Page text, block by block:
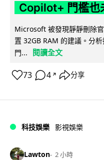
Copilot+ 門檻也
Microsoft 被發現靜靜刪除
置 32GB RAM 的建議。分
門...
閱讀全文
73 4 ↗ 分享
科技娛樂 影視娛樂
Lawton 2 小時